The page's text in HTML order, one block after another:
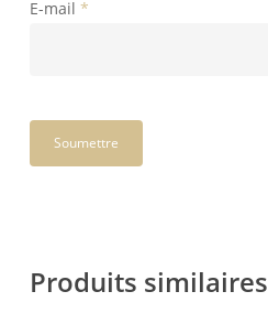
E-mail *
Produits similaires